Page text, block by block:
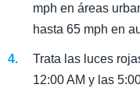
mph en áreas
hasta 65 mph en
Trata las luces
12:00 AM y las